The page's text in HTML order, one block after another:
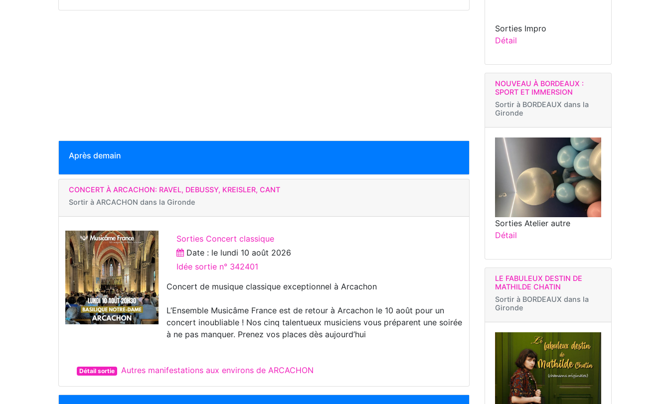
Après demain
CONCERT À ARCACHON: RAVEL, DEBUSSY, KREISLER, CANT
Sortir à ARCACHON dans la Gironde
Sorties Concert classique
Date : le lundi 10 août 2026
Idée sortie n° 342401
Concert de musique classique exceptionnel à Arcachon
L’Ensemble Musicâme France est de retour à Arcachon le 10 août pour un
concert inoubliable ! Nos cinq talentueux musiciens vous préparent une soirée
à ne pas manquer. Prenez vos places dès aujourd’hui
Détail sortie Autres manifestations aux environs de ARCACHON
Sorties Impro
Détail
NOUVEAU À BORDEAUX :
SPORT ET IMMERSION
Sortir à BORDEAUX dans la
Gironde
Sorties Atelier autre
Détail
LE FABULEUX DESTIN DE
MATHILDE CHATIN
Sortir à BORDEAUX dans la
Gironde